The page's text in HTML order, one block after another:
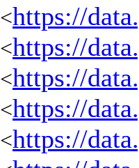
<https://
<https://
<https://
<https://
<https://